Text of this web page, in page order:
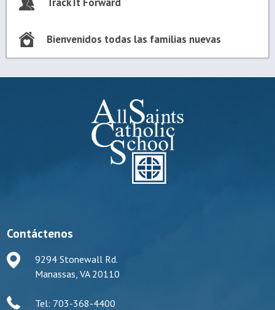
Bienvenidos todas las familias nuevas
Contáctenos
9294 Stonewall Rd.
Manassas, VA 20110
Tel: 703-368-4400